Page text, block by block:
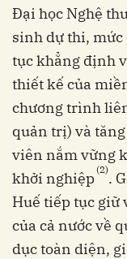
Đại học Nghệ
sinh dự thi, mức
tục khẳng định
thiết kế của
chương trình
quản trị) và
viên nắm vững
khởi nghiệp(2).
Huế tiếp tục giữ
của cả nước về
dục toàn diện,